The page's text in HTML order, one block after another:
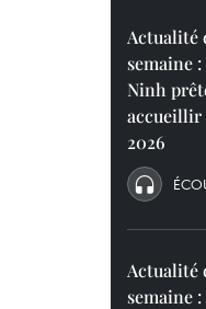
Actualité
semaine
Ninh
accueillir
2026
Actualité
semaine